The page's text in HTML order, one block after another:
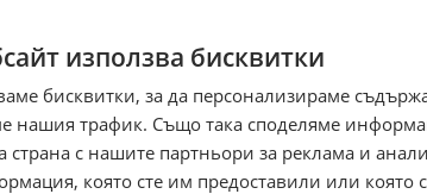
използва бисквитки
бисквитки, за да персонализираме
нашия трафик. Също така споделяме
страна с нашите партньори за реклама и
която сте им предоставили или която